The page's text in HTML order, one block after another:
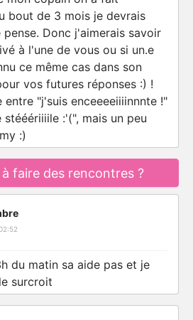
bout de 3 mois je devrais
Donc j'aimerais savoir
à l'une de vous ou si un.e
ce même cas dans son
vos futures réponses :) !
"j'suis enceeeeiiiinnnte !"
:'(", mais un peu
:)
faire des rencontres ?
du matin sa aide pas et je
surcroit